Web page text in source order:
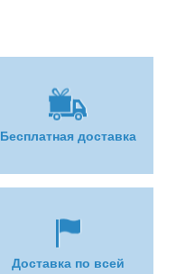
Бесплатная доставка
Доставка по всей